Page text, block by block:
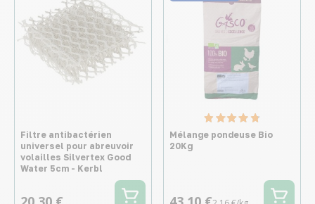
Filtre antibactérien
universel pour abreuvoir
volailles Silvertex Good
Water 5cm - Kerbl
Mélange pondeuse Bio
20Kg